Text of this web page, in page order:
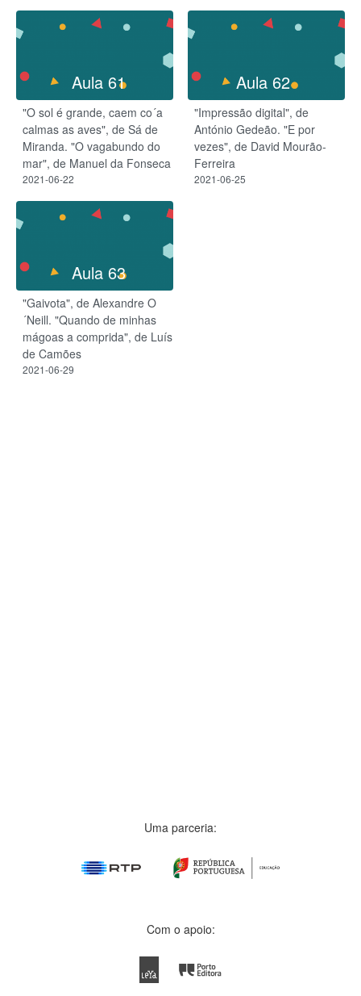
Aula 61
"O sol é grande, caem co´a
calmas as aves", de Sá de
Miranda. "O vagabundo do
mar", de Manuel da Fonseca
2021-06-22
Aula 62
"Impressão digital", de
António Gedeão. "E por
vezes", de David Mourão-
Ferreira
2021-06-25
Aula 63
"Gaivota", de Alexandre O
´Neill. "Quando de minhas
mágoas a comprida", de Luís
de Camões
2021-06-29
Uma parceria:
Com o apoio: